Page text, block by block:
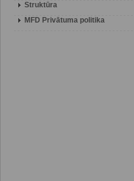
Struktūra
MFD Privātuma politika